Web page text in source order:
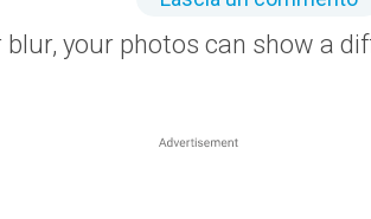
your photos can show a